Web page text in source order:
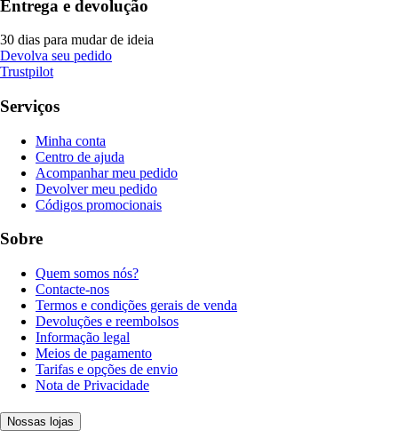
Entrega e devolução
30 dias para mudar de ideia
Devolva seu pedido
Trustpilot
Serviços
Minha conta
Centro de ajuda
Acompanhar meu pedido
Devolver meu pedido
Códigos promocionais
Sobre
Quem somos nós?
Contacte-nos
Termos e condições gerais de venda
Devoluções e reembolsos
Informação legal
Meios de pagamento
Tarifas e opções de envio
Nota de Privacidade
Nossas lojas